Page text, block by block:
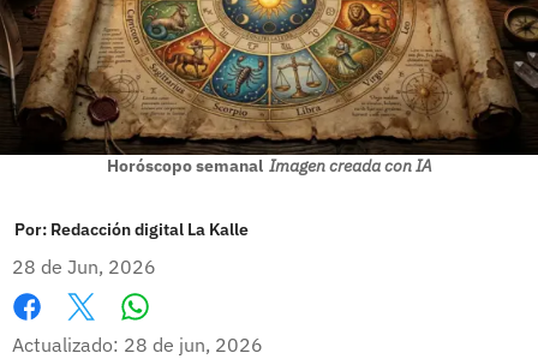
Horóscopo semanal Imagen creada con IA
Por: Redacción digital La Kalle
28 de Jun, 2026
Facebook
X
Actualizado: 28 de jun, 2026